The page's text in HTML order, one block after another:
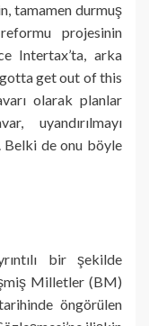
tamamen durmuş
projesinin
Intertax’ta, arka
gotta get out of this
olarak planlar
uyandırılmayı
de onu böyle
bir şekilde
Milletler (BM)
öngörülen